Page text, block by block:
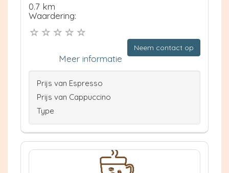
0.7 km
Waardering:
Neem contact op
Meer informatie
Prijs van Espresso
Prijs van Cappuccino
Type